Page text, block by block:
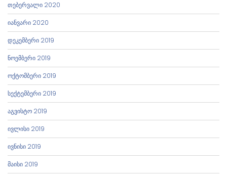
თებერვალი 2020
იანვარი 2020
დეკემბერი 2019
ნოემბერი 2019
ოქტომბერი 2019
სექტემბერი 2019
აგვისტო 2019
ივლისი 2019
ივნისი 2019
მაისი 2019